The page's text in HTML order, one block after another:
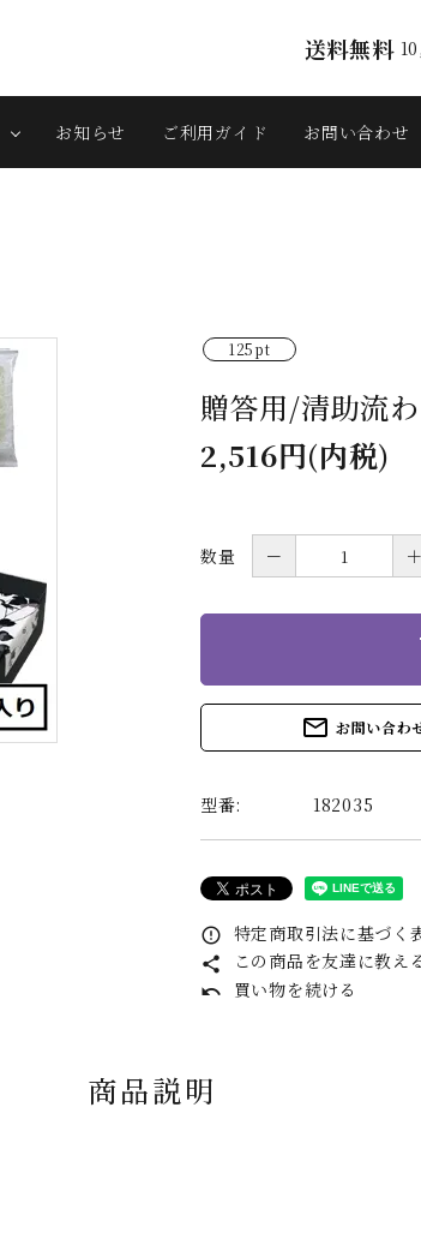
送料無料
お知らせ ご利用ガイド お問い合わせ
125pt
贈答用/清助流
2,516円(内税)
数量 － ＋
mail_outline お問い合わ
型番: 182035
error_outline 特定商取引法に基づく
share この商品を友達に教え
undo 買い物を続ける
商品説明